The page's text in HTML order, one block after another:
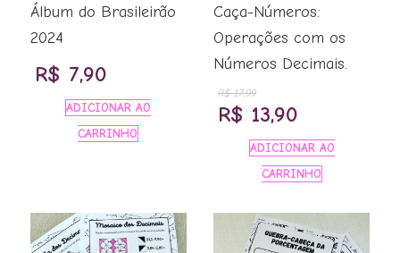
Álbum do Brasileirão
2024
R$ 7,90
ADICIONAR AO
CARRINHO
Caça-Números:
Operações com os
Números Decimais.
R$17,99
O
preço
original
R$ 17,99.
R$ 13,90O
preço
atual
R$ 13,90.
ADICIONAR AO
CARRINHO